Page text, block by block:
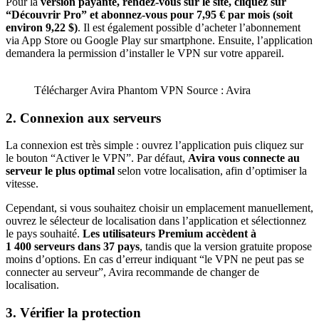
“Découvrir Pro” et abonnez-vous pour 7,95 € par mois (soit
environ 9,22 $). Il est également possible d’acheter l’abonnement
via App Store ou Google Play sur smartphone. Ensuite, l’application
demandera la permission d’installer le VPN sur votre appareil.
Télécharger Avira Phantom VPN Source : Avira
2. Connexion aux serveurs
La connexion est très simple : ouvrez l’application puis cliquez sur
le bouton “Activer le VPN”. Par défaut, Avira vous connecte au
serveur le plus optimal selon votre localisation, afin d’optimiser la
vitesse.
Cependant, si vous souhaitez choisir un emplacement manuellement,
ouvrez le sélecteur de localisation dans l’application et sélectionnez
le pays souhaité. Les utilisateurs Premium accèdent à
1 400 serveurs dans 37 pays, tandis que la version gratuite propose
moins d’options. En cas d’erreur indiquant “le VPN ne peut pas se
connecter au serveur”, Avira recommande de changer de
localisation.
3. Vérifier la protection